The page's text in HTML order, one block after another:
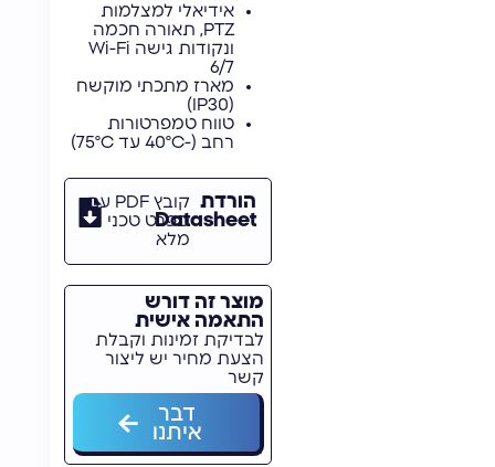
אידיאלי למצלמות
PTZ, תאורה חכמה
ונקודות גישה Wi-Fi
6/7
מארז מתכתי מוקשח
(IP30)
טווח טמפרטורות
רחב (-40°C עד 75°C)
הורדת
Datasheet
קובץ PDF עם
מפרט טכני
מלא
מוצר זה דורש
התאמה אישית
לבדיקת זמינות וקבלת
הצעת מחיר יש ליצור
קשר
דבר
איתנו